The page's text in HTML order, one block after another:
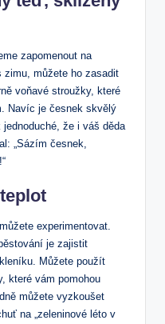
zapomenout na
zimu, můžete ho zasadit
voňavé stroužky, které
Navíc je česnek skvělý
že i váš děda
„Sázím česnek,
experimentovat.
je zajistit
Můžete použít
které vám pomohou
můžete vyzkoušet
na „zeleninové léto v